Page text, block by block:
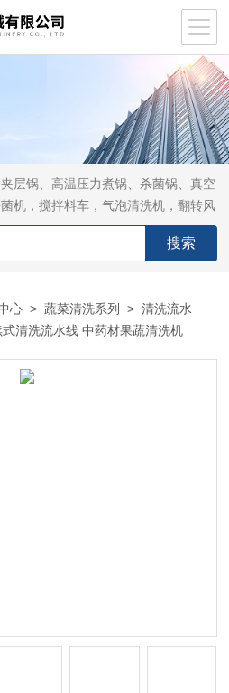
层锅、高温压力煮锅、杀菌锅、真空
机，搅拌料车，气泡清洗机，翻转风
心 >蔬菜清洗系列 >清洗流水
清洗流水线 中药材果蔬清洗机